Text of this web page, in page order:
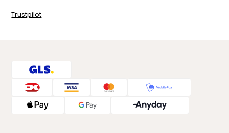
Trustpilot